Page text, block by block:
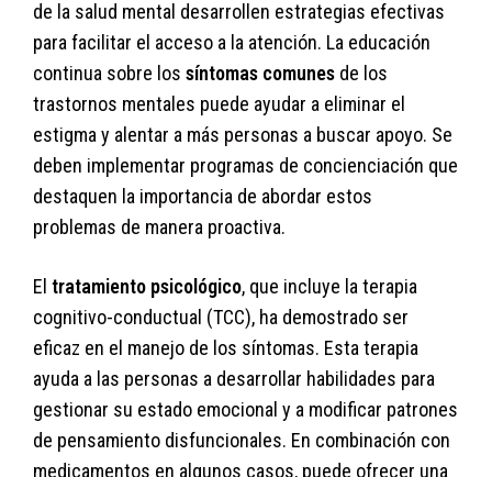
de la salud mental desarrollen estrategias efectivas
para facilitar el acceso a la atención. La educación
continua sobre los síntomas comunes de los
trastornos mentales puede ayudar a eliminar el
estigma y alentar a más personas a buscar apoyo. Se
deben implementar programas de concienciación que
destaquen la importancia de abordar estos
problemas de manera proactiva.
El tratamiento psicológico, que incluye la terapia
cognitivo-conductual (TCC), ha demostrado ser
eficaz en el manejo de los síntomas. Esta terapia
ayuda a las personas a desarrollar habilidades para
gestionar su estado emocional y a modificar patrones
de pensamiento disfuncionales. En combinación con
medicamentos en algunos casos, puede ofrecer una